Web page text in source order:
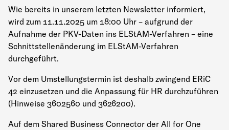
Wie bereits in unserem letzten Newsletter informiert,
wird zum 11.11.2025 um 18:00 Uhr – aufgrund der
Aufnahme der PKV-Daten ins ELStAM-Verfahren – eine
Schnittstellenänderung im ELStAM-Verfahren
durchgeführt.
Vor dem Umstellungstermin ist deshalb zwingend ERiC
42 einzusetzen und die Anpassung für HR durchzuführen
(Hinweise 3602560 und 3626200).
Auf dem Shared Business Connector der All for One